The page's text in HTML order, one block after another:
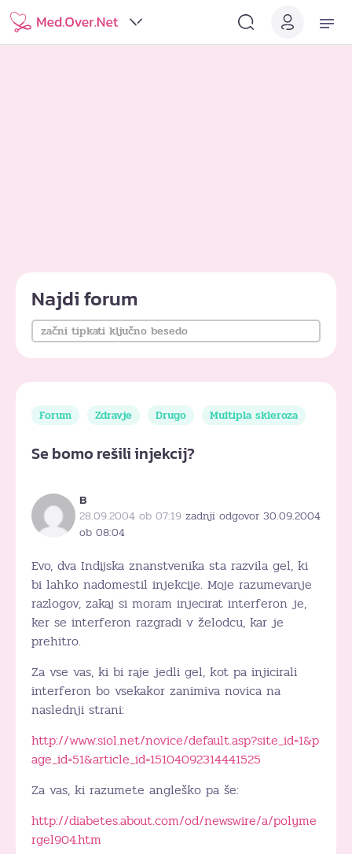
Najdi forum
Forum Zdravje Drugo Multipla skleroza
Se bomo rešili injekcij?
B
28.09.2004 ob 07:19 zadnji odgovor 30.09.2004
ob 08:04
Evo, dva Indijska znanstvenika sta razvila gel, ki
bi lahko nadomestil injekcije. Moje razumevanje
razlogov, zakaj si moram injecirat interferon je,
ker se interferon razgradi v želodcu, kar je
prehitro.
Za vse vas, ki bi raje jedli gel, kot pa injicirali
interferon bo vsekakor zanimiva novica na
naslednji strani:
http://www.siol.net/novice/default.asp?site_id=1&p
age_id=51&article_id=15104092314441525
Za vas, ki razumete angleško pa še:
http://diabetes.about.com/od/newswire/a/polyme
rgel904.htm